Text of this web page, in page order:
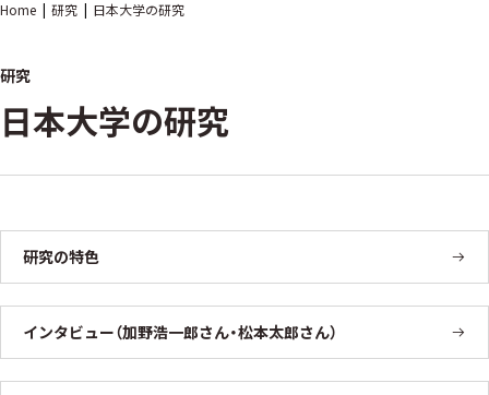
Home 研究 日本大学の研究
研究
日本大学の研究
研究の特色
インタビュー（加野浩一郎さん・松本太郎さん）